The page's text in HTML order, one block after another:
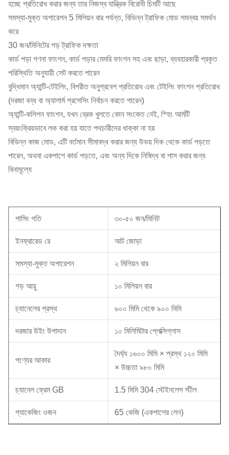
হচ্ছে প্রতিরোধ করার জন্য তার নিজস্ব যান্ত্রিক বিরোধী চিমটি আছে
সমস্যা-মুক্ত অপারেশন 5 মিলিয়ন বার পর্যন্ত, বিভিন্ন ট্রাফিক মোড সমন্বয় সমর্থন
করে
30 জন/মিনিটের গড় ট্রাফিক দক্ষতা
কার্ড পড়া গণনা ফাংশন, কার্ড পড়ার মেমরি ফাংশন সহ এবং ছাড়া, ব্যবহারকারী প্রকৃত
পরিস্থিতি অনুযায়ী সেট করতে পারেন
বুদ্ধিমান অ্যান্টি-টেইলিং, বিপরীত অনুপ্রবেশ প্রতিরোধ এবং টেইলিং ফাংশন প্রতিরোধ
(দরজা বন্ধ বা অ্যালার্ম প্রসেসিং নির্বাচন করতে পারেন)
অ্যান্টি-কলিশন ফাংশন, যখন ব্রেক খুলতে কোন সংকেত নেই, স্হিং আর্মটি
স্বয়ংক্রিয়ভাবে লক করা হয় যাতে পথচারীদের ধাক্কা না হয়
বিভিন্ন কাজ মোড, এটি বর্তমান সীমাবদ্ধ করার জন্য উভয় দিক থেকে কার্ড পড়তে
পারেন, অথবা একপাশে কার্ড পড়তে, এবং অন্য দিকে নিষিদ্ধ বা পাস করার জন্য
বিনামূল্যে
পাসিং গতি ৩০-৫০ জন/মিনিট
ইনফ্রারেড রে আট জোড়া
সমস্যা-মুক্ত অপারেশন ২ মিলিয়ন বার
গড় আয়ু ১০ মিলিয়ন বার
চ্যানেলের প্রস্থ ৬০০ মিমি থেকে ৯০০ মিমি
দরজার উইং উপাদান ১০ মিলিমিটার প্লেক্সিগ্লাস
পণ্যের আকার
দৈর্ঘ্য ১৬০০ মিমি × প্রস্থ ১২০ মিমি
× উচ্চতা ৯৮০ মিমি
চ্যানেল ফ্রেম GB 1.5 মিমি 304 স্টেইনলেস স্টীল
প্যাকেজিং ওজন 65 কেজি (একপাশের লেন)